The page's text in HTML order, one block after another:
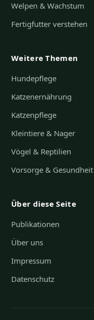
Welpen & Wachstum
Fertigfutter verstehen
Weitere Themen
Hundepflege
Katzenernährung
Katzenpflege
Kleintiere & Nager
Vögel & Reptilien
Vorsorge & Gesundheit
Über diese Seite
Publikationen
Über uns
Impressum
Datenschutz